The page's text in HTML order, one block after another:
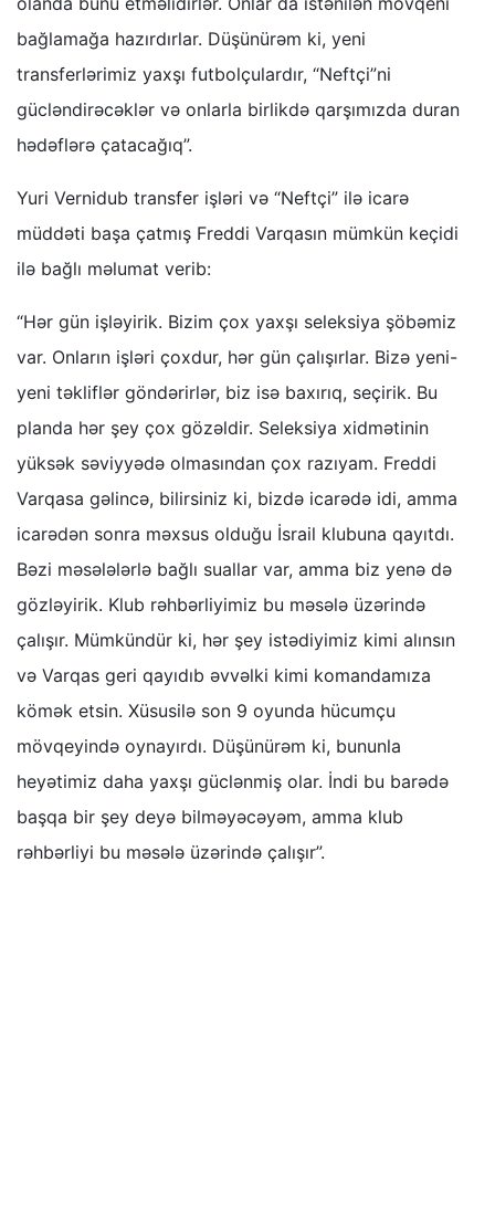
bağlamağa hazırdırlar. Düşünürəm ki, yeni
transferlərimiz yaxşı futbolçulardır, “Neftçi”ni
gücləndirəcəklər və onlarla birlikdə qarşımızda duran
hədəflərə çatacağıq”.
Yuri Vernidub transfer işləri və “Neftçi” ilə icarə
müddəti başa çatmış Freddi Varqasın mümkün keçidi
ilə bağlı məlumat verib:
“Hər gün işləyirik. Bizim çox yaxşı seleksiya şöbəmiz
var. Onların işləri çoxdur, hər gün çalışırlar. Bizə yeni-
yeni təkliflər göndərirlər, biz isə baxırıq, seçirik. Bu
planda hər şey çox gözəldir. Seleksiya xidmətinin
yüksək səviyyədə olmasından çox razıyam. Freddi
Varqasa gəlincə, bilirsiniz ki, bizdə icarədə idi, amma
icarədən sonra məxsus olduğu İsrail klubuna qayıtdı.
Bəzi məsələlərlə bağlı suallar var, amma biz yenə də
gözləyirik. Klub rəhbərliyimiz bu məsələ üzərində
çalışır. Mümkündür ki, hər şey istədiyimiz kimi alınsın
və Varqas geri qayıdıb əvvəlki kimi komandamıza
kömək etsin. Xüsusilə son 9 oyunda hücumçu
mövqeyində oynayırdı. Düşünürəm ki, bununla
heyətimiz daha yaxşı güclənmiş olar. İndi bu barədə
başqa bir şey deyə bilməyəcəyəm, amma klub
rəhbərliyi bu məsələ üzərində çalışır”.